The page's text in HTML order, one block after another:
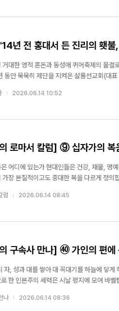
년 전 홍대서 든 진리의 횃불
거대한 영적 혼돈과 동성애 퀴어축제의 물
동안 묵묵히 제단을 지켜온 샬롬선교회(대
으나, 이 거룩한...
2026.06.14 10:52
로마서 칼럼] ⑨ 십자가의 복
복이라 부르며 그것을 얻기 위해 평생을 분투합니다. 그
가장 본질적이고도 중대한 복을 다르게 정
신 ...
럼 2026.06.14 08:45
구속사 만나] ㊵ 가인의 편
자, 성과 대를 쌓아 대 꼭대기를 하늘에 닿게
바벨탑을 쌓은 목적 (1) ...
나 2026.06.14 08:36